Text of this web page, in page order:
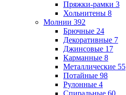
Пряжки-рамки 3
Хольнитены 8
Молнии 392
Брючные 24
Декоративные 7
Джинсовые 17
Карманные 8
Металлические 55
Потайные 98
Рулонные 4
Спиральные 60